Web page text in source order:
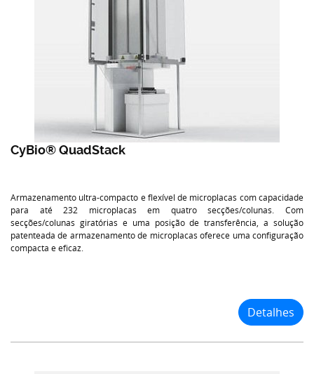
CyBio® QuadStack
Armazenamento ultra-compacto e flexível de microplacas com capacidade
para até 232 microplacas em quatro secções/colunas. Com
secções/colunas giratórias e uma posição de transferência, a solução
patenteada de armazenamento de microplacas oferece uma configuração
compacta e eficaz.
Detalhes